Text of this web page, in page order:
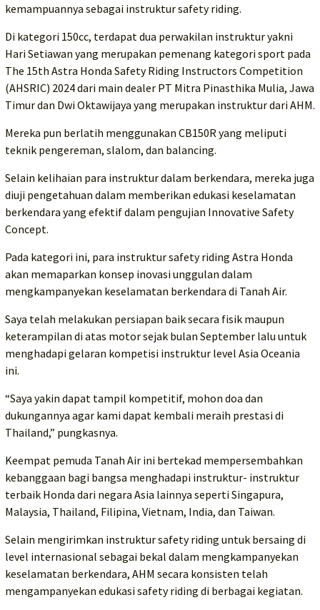
kemampuannya sebagai instruktur safety riding.
Di kategori 150cc, terdapat dua perwakilan instruktur yakni
Hari Setiawan yang merupakan pemenang kategori sport pada
The 15th Astra Honda Safety Riding Instructors Competition
(AHSRIC) 2024 dari main dealer PT Mitra Pinasthika Mulia, Jawa
Timur dan Dwi Oktawijaya yang merupakan instruktur dari AHM.
Mereka pun berlatih menggunakan CB150R yang meliputi
teknik pengereman, slalom, dan balancing.
Selain kelihaian para instruktur dalam berkendara, mereka juga
diuji pengetahuan dalam memberikan edukasi keselamatan
berkendara yang efektif dalam pengujian Innovative Safety
Concept.
Pada kategori ini, para instruktur safety riding Astra Honda
akan memaparkan konsep inovasi unggulan dalam
mengkampanyekan keselamatan berkendara di Tanah Air.
Saya telah melakukan persiapan baik secara fisik maupun
keterampilan di atas motor sejak bulan September lalu untuk
menghadapi gelaran kompetisi instruktur level Asia Oceania
ini.
“Saya yakin dapat tampil kompetitif, mohon doa dan
dukungannya agar kami dapat kembali meraih prestasi di
Thailand,” pungkasnya.
Keempat pemuda Tanah Air ini bertekad mempersembahkan
kebanggaan bagi bangsa menghadapi instruktur- instruktur
terbaik Honda dari negara Asia lainnya seperti Singapura,
Malaysia, Thailand, Filipina, Vietnam, India, dan Taiwan.
Selain mengirimkan instruktur safety riding untuk bersaing di
level internasional sebagai bekal dalam mengkampanyekan
keselamatan berkendara, AHM secara konsisten telah
mengampanyekan edukasi safety riding di berbagai kegiatan.